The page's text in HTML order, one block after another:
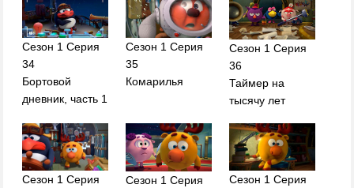
Сезон 1 Серия
34
Бортовой
дневник, часть 1
Сезон 1 Серия
35
Комарилья
Сезон 1 Серия
36
Таймер на
тысячу лет
Сезон 1 Серия
Сезон 1 Серия
Сезон 1 Серия